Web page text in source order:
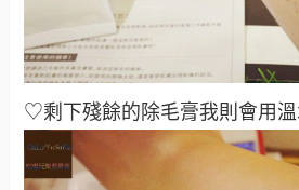
♡剩下殘餘的除毛膏我則會用